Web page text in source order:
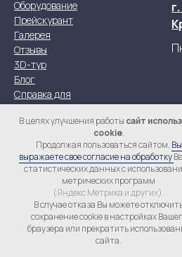
Оборудование
Прейскурант
Галерея
Отзывы
3D-тур
Блог
Справка для
налогового вычета
Контакты
ПЛАСТИЧЕСКАЯ
В целях улучшения работы сайт
cookie.
Продолжая пользоваться сайтом, Вы
выражаете свое согласие на обработку
статистических данных с
метрических программ
(Яндекс Метрика и других).
В случае отказа Вы можете
сохранение cookie в настройках
браузера или прекратить
сайта.